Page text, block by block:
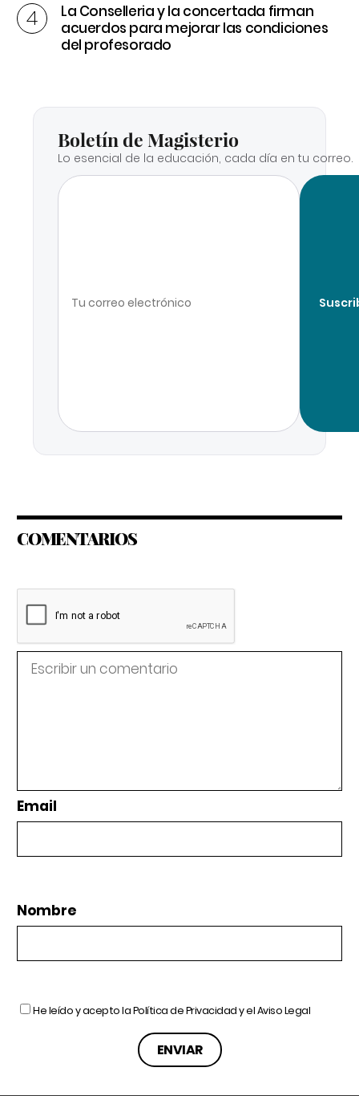
La Conselleria y la concertada firman
acuerdos para mejorar las condiciones
del profesorado
Boletín de Magisterio
Lo esencial de la educación, cada día en tu correo.
COMENTARIOS
Email
Nombre
He leído y acepto laPolítica de Privacidady elAviso Legal